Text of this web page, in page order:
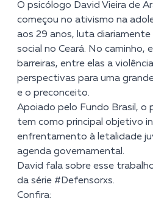
O psicólogo David Vieira de
começou no ativismo na
aos 29 anos, luta
social no Ceará. No caminho,
barreiras, entre elas a
perspectivas para uma
e o preconceito.
Apoiado pelo Fundo Brasil, o
tem como principal objetivo
enfrentamento à letalidade
agenda governamental.
David fala sobre esse
da série #Defensorxs.
Confira: